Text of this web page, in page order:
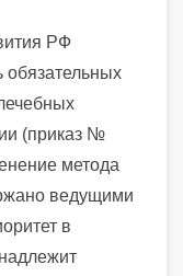
РФ
обязательных
(приказ №
метода
ведущими
в